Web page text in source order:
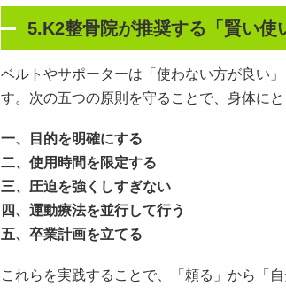
5.K2整骨院が推奨する「賢い使
ベルトやサポーターは「使わない方が良い
す。次の五つの原則を守ることで、身体に
一、目的を明確にする
二、使用時間を限定する
三、圧迫を強くしすぎない
四、運動療法を並行して行う
五、卒業計画を立てる
これらを実践することで、「頼る」から「